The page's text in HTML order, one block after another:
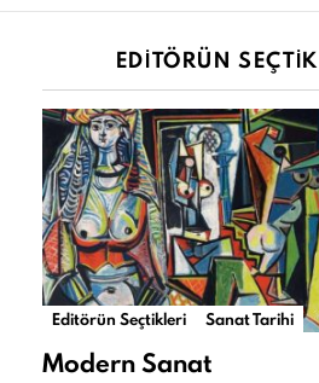
EDITÖRÜN
Editörün Seçtikleri Sanat Tarihi
Modern Sanat